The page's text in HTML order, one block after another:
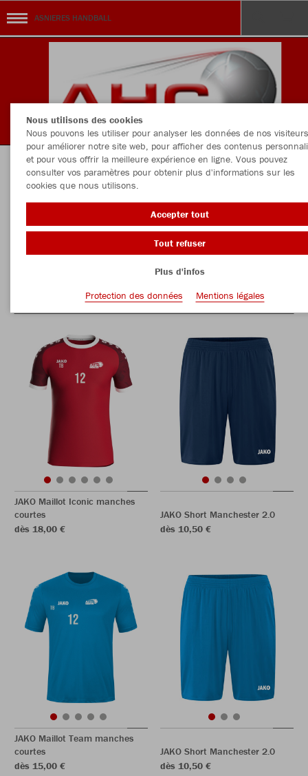
ASNIERES HANDBALL
Tous aux couleurs du AHC
Taille
JAKO Maillot Iconic manches
courtes
dès 18,00 €
JAKO Short Manchester 2.0
dès 10,50 €
JAKO Maillot Team manches
courtes
dès 15,00 €
JAKO Short Manchester 2.0
dès 10,50 €
Nous utilisons des cookies
Nous pouvons les utiliser pour analyser les données de nos
pour améliorer notre site web, pour afficher des contenus
et pour vous offrir la meilleure expérience en ligne. Vous pouvez
consulter vos paramètres pour obtenir plus d'informations sur les
cookies que nous utilisons.
Accepter tout
Tout refuser
Plus d'infos
Protection des données
Mentions légales